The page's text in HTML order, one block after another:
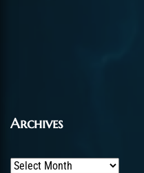
Archives
Archives